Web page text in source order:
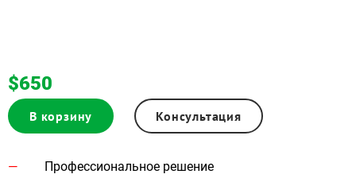
$650
В корзину Консультация
Профессиональное решение